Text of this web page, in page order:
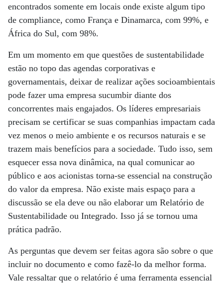
encontrados somente em locais onde existe algum tipo
de compliance, como França e Dinamarca, com 99%, e
África do Sul, com 98%.
Em um momento em que questões de sustentabilidade
estão no topo das agendas corporativas e
governamentais, deixar de realizar ações socioambientais
pode fazer uma empresa sucumbir diante dos
concorrentes mais engajados. Os líderes empresariais
precisam se certificar se suas companhias impactam cada
vez menos o meio ambiente e os recursos naturais e se
trazem mais benefícios para a sociedade. Tudo isso, sem
esquecer essa nova dinâmica, na qual comunicar ao
público e aos acionistas torna-se essencial na construção
do valor da empresa. Não existe mais espaço para a
discussão se ela deve ou não elaborar um Relatório de
Sustentabilidade ou Integrado. Isso já se tornou uma
prática padrão.
As perguntas que devem ser feitas agora são sobre o que
incluir no documento e como fazê-lo da melhor forma.
Vale ressaltar que o relatório é uma ferramenta essencial